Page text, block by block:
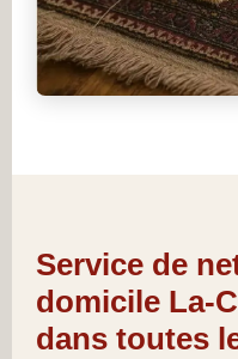
Service de
domicile La-
dans toutes